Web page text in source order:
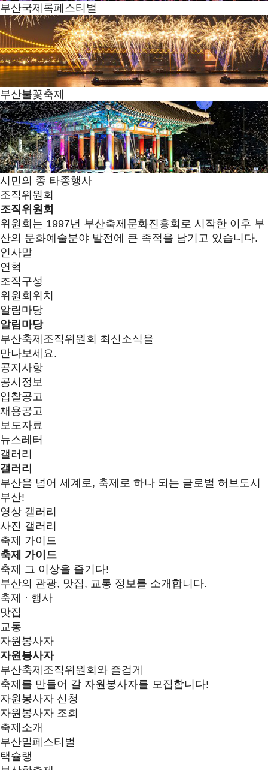
부산국제록페스티벌
부산불꽃축제
시민의 종 타종행사
조직위원회
조직위원회
위원회는 1997년 부산축제문화진흥회로 시작한 이후 부
산의 문화예술분야 발전에 큰 족적을 남기고 있습니다.
인사말
연혁
조직구성
위원회위치
알림마당
알림마당
부산축제조직위원회 최신소식을
만나보세요.
공지사항
공시정보
입찰공고
채용공고
보도자료
뉴스레터
갤러리
갤러리
부산을 넘어 세계로, 축제로 하나 되는 글로벌 허브도시
부산!
영상 갤러리
사진 갤러리
축제 가이드
축제 가이드
축제 그 이상을 즐기다!
부산의 관광, 맛집, 교통 정보를 소개합니다.
축제 · 행사
맛집
교통
자원봉사자
자원봉사자
부산축제조직위원회와 즐겁게
축제를 만들어 갈 자원봉사자를 모집합니다!
자원봉사자 신청
자원봉사자 조회
축제소개
부산밀페스티벌
택슐랭